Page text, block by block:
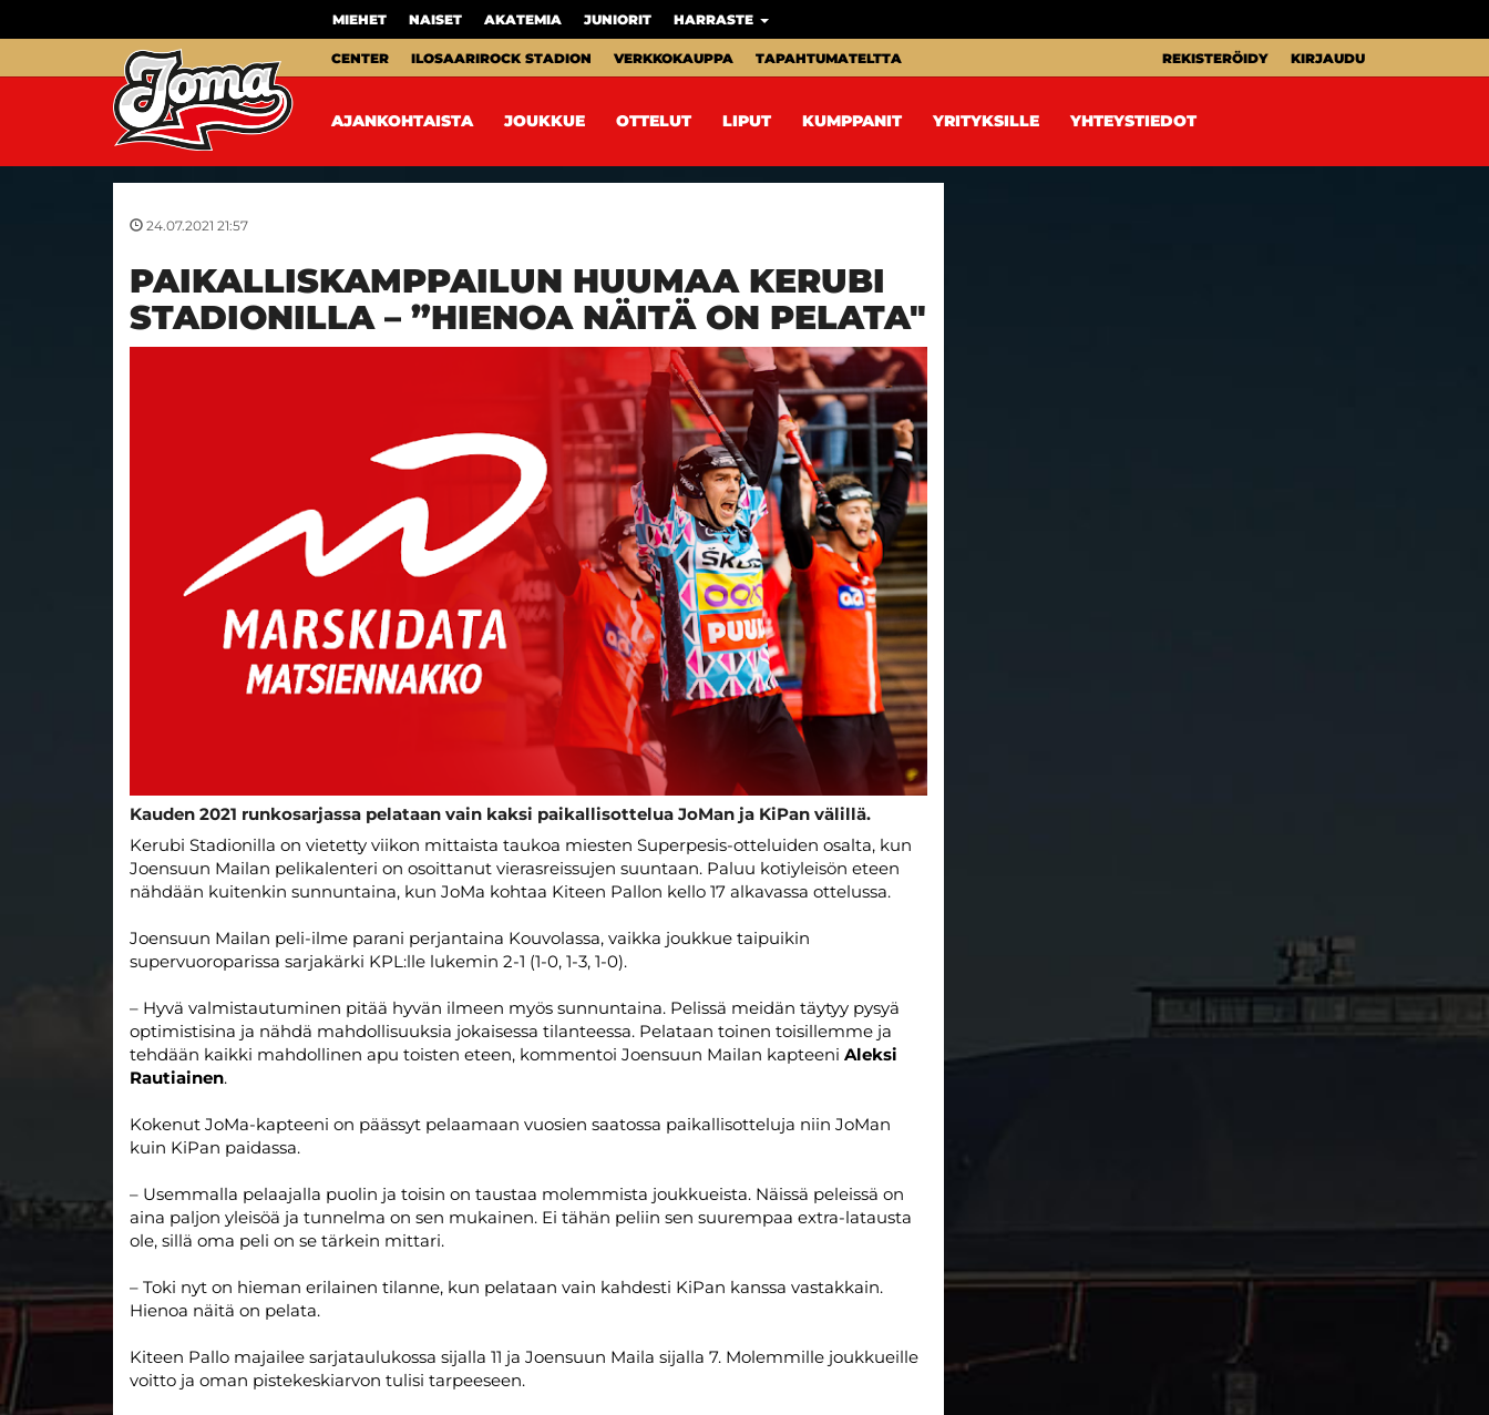
MIEHET NAISET AKATEMIA JUNIORIT HARRASTE
CENTER ILOSAARIROCK STADION VERKKOKAUPPA TAPAHTUMATELTTA REKISTERÖIDY KIRJAUDU
AJANKOHTAISTA JOUKKUE OTTELUT LIPUT KUMPPANIT YRITYKSILLE YHTEYSTIEDOT
24.07.2021 21:57
PAIKALLISKAMPPAILUN HUUMAA KERUBI
STADIONILLA – ”HIENOA NÄITÄ ON PELATA"
Kauden 2021 runkosarjassa pelataan vain kaksi paikallisottelua JoMan ja KiPan välillä.
Kerubi Stadionilla on vietetty viikon mittaista taukoa miesten Superpesis-otteluiden osalta, kun
Joensuun Mailan pelikalenteri on osoittanut vierasreissujen suuntaan. Paluu kotiyleisön eteen
nähdään kuitenkin sunnuntaina, kun JoMa kohtaa Kiteen Pallon kello 17 alkavassa ottelussa.
Joensuun Mailan peli-ilme parani perjantaina Kouvolassa, vaikka joukkue taipuikin
supervuoroparissa sarjakärki KPL:lle lukemin 2-1 (1-0, 1-3, 1-0).
– Hyvä valmistautuminen pitää hyvän ilmeen myös sunnuntaina. Pelissä meidän täytyy pysyä
optimistisina ja nähdä mahdollisuuksia jokaisessa tilanteessa. Pelataan toinen toisillemme ja
tehdään kaikki mahdollinen apu toisten eteen, kommentoi Joensuun Mailan kapteeni Aleksi
Rautiainen.
Kokenut JoMa-kapteeni on päässyt pelaamaan vuosien saatossa paikallisotteluja niin JoMan
kuin KiPan paidassa.
– Usemmalla pelaajalla puolin ja toisin on taustaa molemmista joukkueista. Näissä peleissä on
aina paljon yleisöä ja tunnelma on sen mukainen. Ei tähän peliin sen suurempaa extra-latausta
ole, sillä oma peli on se tärkein mittari.
– Toki nyt on hieman erilainen tilanne, kun pelataan vain kahdesti KiPan kanssa vastakkain.
Hienoa näitä on pelata.
Kiteen Pallo majailee sarjataulukossa sijalla 11 ja Joensuun Maila sijalla 7. Molemmille joukkueille
voitto ja oman pistekeskiarvon tulisi tarpeeseen.